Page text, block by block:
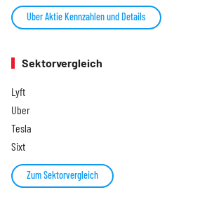
Uber Aktie Kennzahlen und Details
Sektorvergleich
Lyft
Uber
Tesla
Sixt
Zum Sektorvergleich